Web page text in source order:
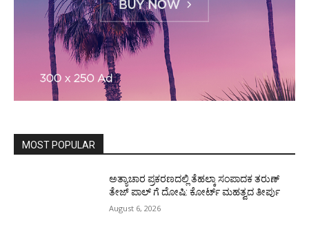
MOST POPULAR
ಅತ್ಯಾಚಾರ ಪ್ರಕರಣದಲ್ಲಿ ತೆಹಲ್ಕಾ ಸಂಪಾದಕ ತರುಣ್‌
ತೇಜ್‌ ಪಾಲ್‌ ಗೆ ದೋಷಿ: ಕೋರ್ಟ್‌ ಮಹತ್ವದ ತೀರ್ಪು
August 6, 2026